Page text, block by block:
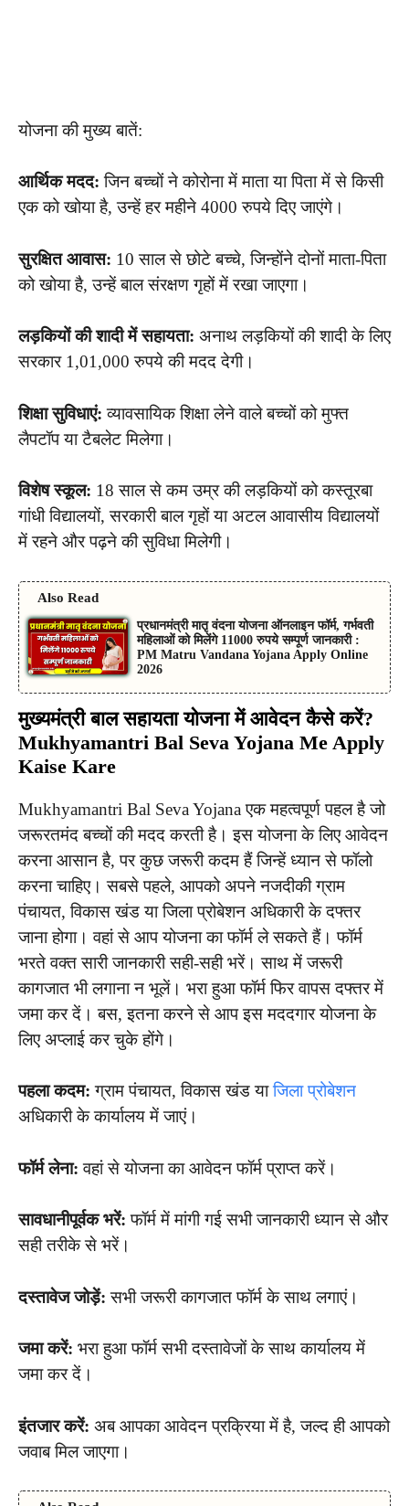
योजना की मुख्य बातें:
आर्थिक मदद: जिन बच्चों ने कोरोना में माता या पिता में से किसी
एक को खोया है, उन्हें हर महीने 4000 रुपये दिए जाएंगे।
सुरक्षित आवास: 10 साल से छोटे बच्चे, जिन्होंने दोनों माता-पिता
को खोया है, उन्हें बाल संरक्षण गृहों में रखा जाएगा।
लड़कियों की शादी में सहायता: अनाथ लड़कियों की शादी के लिए
सरकार 1,01,000 रुपये की मदद देगी।
शिक्षा सुविधाएं: व्यावसायिक शिक्षा लेने वाले बच्चों को मुफ्त
लैपटॉप या टैबलेट मिलेगा।
विशेष स्कूल: 18 साल से कम उम्र की लड़कियों को कस्तूरबा
गांधी विद्यालयों, सरकारी बाल गृहों या अटल आवासीय विद्यालयों
में रहने और पढ़ने की सुविधा मिलेगी।
Also Read
प्रधानमंत्री मातृ वंदना योजना ऑनलाइन फॉर्म, गर्भवती
महिलाओं को मिलेंगे 11000 रुपये सम्पूर्ण जानकारी :
PM Matru Vandana Yojana Apply Online
2026
मुख्यमंत्री बाल सहायता योजना में आवेदन कैसे करें?
Mukhyamantri Bal Seva Yojana Me Apply
Kaise Kare
Mukhyamantri Bal Seva Yojana एक महत्वपूर्ण पहल है जो
जरूरतमंद बच्चों की मदद करती है। इस योजना के लिए आवेदन
करना आसान है, पर कुछ जरूरी कदम हैं जिन्हें ध्यान से फॉलो
करना चाहिए। सबसे पहले, आपको अपने नजदीकी ग्राम
पंचायत, विकास खंड या जिला प्रोबेशन अधिकारी के दफ्तर
जाना होगा। वहां से आप योजना का फॉर्म ले सकते हैं। फॉर्म
भरते वक्त सारी जानकारी सही-सही भरें। साथ में जरूरी
कागजात भी लगाना न भूलें। भरा हुआ फॉर्म फिर वापस दफ्तर में
जमा कर दें। बस, इतना करने से आप इस मददगार योजना के
लिए अप्लाई कर चुके होंगे।
पहला कदम: ग्राम पंचायत, विकास खंड याजिला प्रोबेशन
अधिकारी के कार्यालय में जाएं।
फॉर्म लेना: वहां से योजना का आवेदन फॉर्म प्राप्त करें।
सावधानीपूर्वक भरें: फॉर्म में मांगी गई सभी जानकारी ध्यान से और
सही तरीके से भरें।
दस्तावेज जोड़ें: सभी जरूरी कागजात फॉर्म के साथ लगाएं।
जमा करें: भरा हुआ फॉर्म सभी दस्तावेजों के साथ कार्यालय में
जमा कर दें।
इंतजार करें: अब आपका आवेदन प्रक्रिया में है, जल्द ही आपको
जवाब मिल जाएगा।